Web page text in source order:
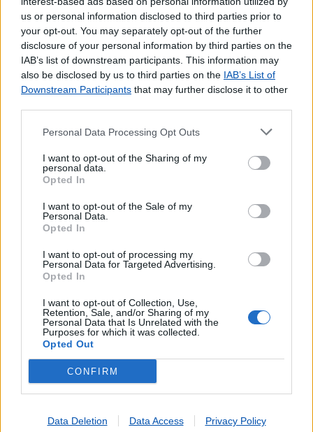
us or personal information disclosed to third parties prior to
your opt-out. You may separately opt-out of the further
disclosure of your personal information by third parties on the
IAB’s list of downstream participants. This information may
also be disclosed by us to third parties on the IAB’s List of
Downstream Participants that may further disclose it to other
Personal Data Processing Opt Outs
I want to opt-out of the Sharing of my
personal data.
Opted In
I want to opt-out of the Sale of my
Personal Data.
Opted In
I want to opt-out of processing my
Personal Data for Targeted Advertising.
Opted In
I want to opt-out of Collection, Use,
Retention, Sale, and/or Sharing of my
Personal Data that Is Unrelated with the
Purposes for which it was collected.
Opted Out
CONFIRM
Data Deletion Data Access Privacy Policy
Outros Serviços
Carregamento de Telemóveis